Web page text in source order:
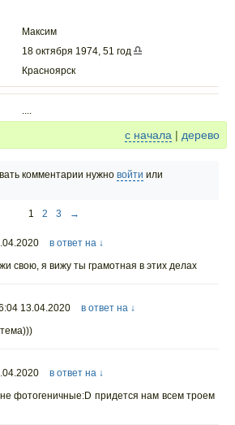
Максим
18 октября 1974, 51 год
Красноярск
....
с начала | дерево
комментарии нужно войти или
1 2 3 →
в ответ на ↓
свою, я вижу ты грамотная в этих делах
13.04.2020
в ответ на ↓
в ответ на ↓
фотогеничные:D придется нам всем троем